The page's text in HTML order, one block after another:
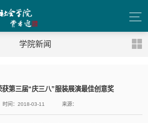
学院新闻
第三届“庆三八”服装展演最佳创意奖
时间：2018-03-11 来源：